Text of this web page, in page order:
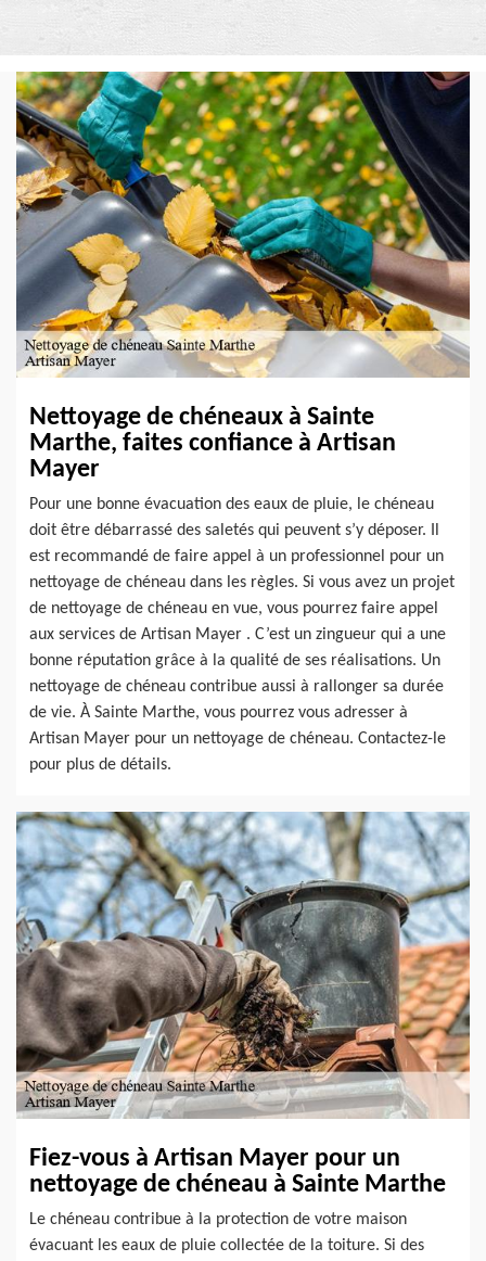
Nettoyage de chéneaux à Sainte
Marthe, faites confiance à Artisan
Mayer
Pour une bonne évacuation des eaux de pluie, le chéneau
doit être débarrassé des saletés qui peuvent s’y déposer. Il
est recommandé de faire appel à un professionnel pour un
nettoyage de chéneau dans les règles. Si vous avez un projet
de nettoyage de chéneau en vue, vous pourrez faire appel
aux services de Artisan Mayer . C’est un zingueur qui a une
bonne réputation grâce à la qualité de ses réalisations. Un
nettoyage de chéneau contribue aussi à rallonger sa durée
de vie. À Sainte Marthe, vous pourrez vous adresser à
Artisan Mayer pour un nettoyage de chéneau. Contactez-le
pour plus de détails.
Fiez-vous à Artisan Mayer pour un
nettoyage de chéneau à Sainte Marthe
Le chéneau contribue à la protection de votre maison
évacuant les eaux de pluie collectée de la toiture. Si des